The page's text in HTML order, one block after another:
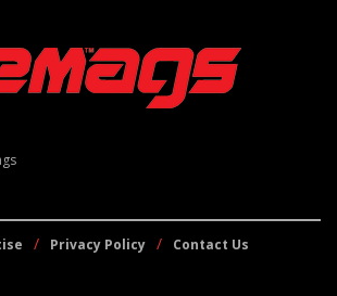
Privacy Policy Contact Us